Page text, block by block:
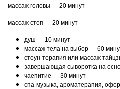
- массаж головы — 20 минут
- массаж стоп — 20 минут
душ — 10 минут
массаж тела на выбор — 60
стоун-терапия или массаж
завершающая сыворотка на
чаепитие — 30 минут
спа-музыка, ароматерапия,